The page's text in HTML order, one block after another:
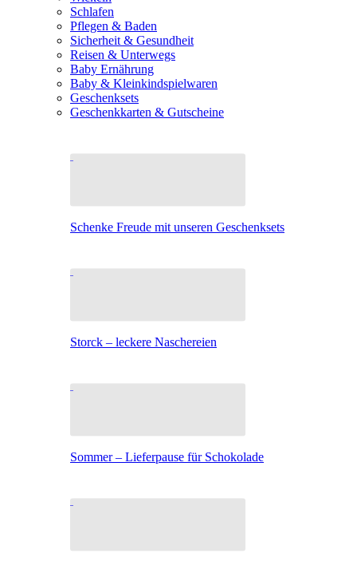
Schlafen
Pflegen & Baden
Sicherheit & Gesundheit
Reisen & Unterwegs
Baby Ernährung
Baby & Kleinkindspielwaren
Geschenksets
Geschenkkarten & Gutscheine
Schenke Freude mit unseren Geschenksets
Storck – leckere Naschereien
Sommer – Lieferpause für Schokolade